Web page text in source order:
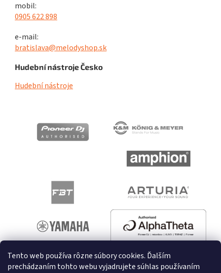
Tento web používa rôzne súbory cookies. Ďalším
prechádzaním tohto webu vyjadrujete súhlas používaním
mobil:
0905 622 898
e-mail:
bratislava@melodyshop.sk
Hudební nástroje Česko
Hudební nástroje